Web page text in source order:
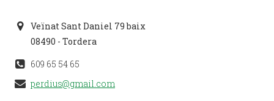
Veïnat Sant Daniel 79 baix
08490 - Tordera
609 65 54 65
perdius@gmail.com